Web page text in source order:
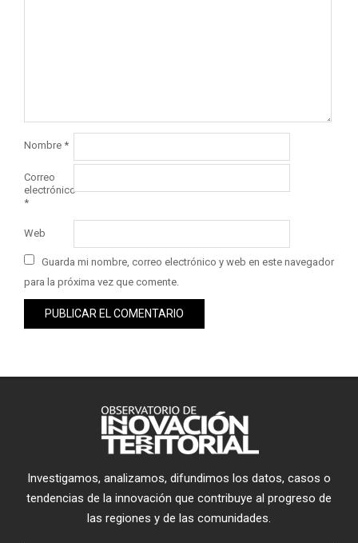
Nombre *
Correo
electrónico
*
Web
Guarda mi nombre, correo electrónico y web en este navegador
para la próxima vez que comente.
Investigamos, analizamos, difundimos los datos, casos o
tendencias de la innovación que contribuye al progreso de
las regiones y de las comunidades.